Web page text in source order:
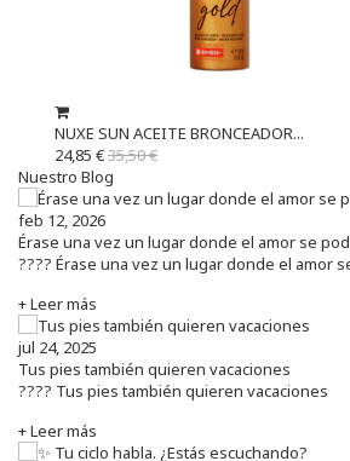
NUXE SUN ACEITE BRONCEADOR...
24,85 €35,50 €
Nuestro Blog
feb 12, 2026
Érase una vez un lugar donde el amor se
???? Érase una vez un lugar donde el amor
+ Leer más
jul 24, 2025
Tus pies también quieren vacaciones
???? Tus pies también quieren vacaciones
+ Leer más